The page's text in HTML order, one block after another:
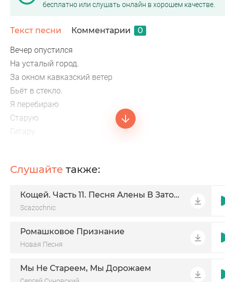
бесплатно или слушать онлайн в хорошем качестве.
Текст песни Комментарии 0
Вечер опустился
На усталый город.
За окном кавказский ветер
Бьёт в стекло.
Я перебираю
Старую
Гитару.
Жизнь мотала жёстко,
Слушайте также:
Кощей. Часть 11. Песня Алены В Заточении
Scazochnic
Ромашковое Признание
Новая Песня
Мы Не Стареем, Мы Дорожаем